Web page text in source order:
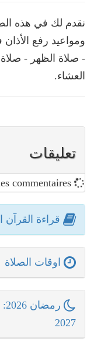
نقدم لك في هذه
- صلاة الظهر -
العشاء.
تعليقات
قراءة القرآن
اوقات الصلاة
رمضان 2026: مواعيد إمساك وإفطار
2027